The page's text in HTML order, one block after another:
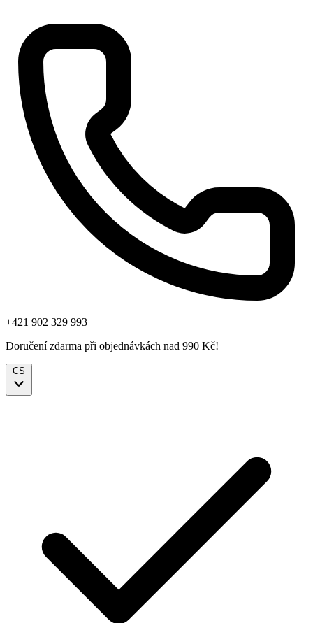
+421 902 329 993
Doručení zdarma při objednávkách nad 990 Kč!
CS